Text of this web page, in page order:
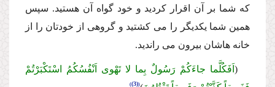
كه شما بر آن اقرار كردید و خود گواه آن هستید. سپس
همین شما یكدیگر را مى كشتید و گروهى از خودتان را از
خانه هاشان بیرون مى راندید.
( اَفَكُلَّما جاءَكُمْ رَسُولٌ بِما لا تَهْوى اَنْفُسُكُمُ اسْتَكْبَرْتُمْ
(3)